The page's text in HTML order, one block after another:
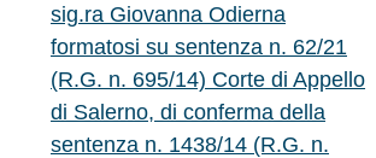
sig.ra Giovanna Odierna
formatosi su sentenza n. 62/21
(R.G. n. 695/14) Corte di Appello
di Salerno, di conferma della
sentenza n. 1438/14 (R.G. n.